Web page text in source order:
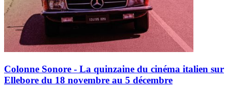
Colonne Sonore - La quinzaine du cinéma italien sur
Ellebore du 18 novembre au 5 décembre